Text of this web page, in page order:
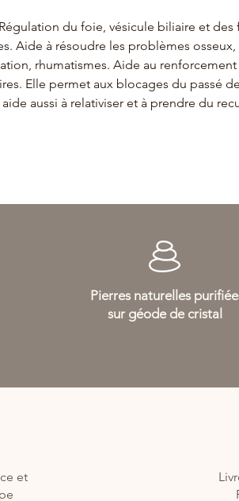
du foie, vésicule biliaire et des
Aide à résoudre les problèmes osseux,
rhumatismes. Aide au
Elle permet aux blocages du passé
aussi à relativiser et à prendre du
Pierres naturelles
sur géode de cristal
et